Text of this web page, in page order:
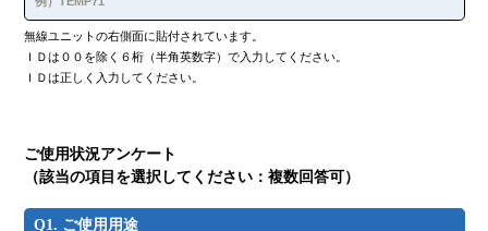
当社は，本条に基づき当社が行った行為によりユーザーに
生じた損害について，一切の責任を負いません。
第９条（退会）
ユーザーは，当社の定める退会手続により，本システムか
当社は退会後も，一定期間の間，ユーザーの情報を保持す
る場合があります。
当社は，本システムに事実上または法律上の不適合（安全
無線ユニットの右側面に貼付されています。
ＩＤは００を除く６桁（半角英数字）で入力してください。
ＩＤは正しく入力してください。
ご使用状況アンケート
（該当の項目を選択してください：複数回答可）
Q1. ご使用用途